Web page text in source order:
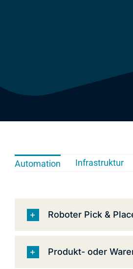
Automation Infrastruktur
Roboter Pick &
Produkt- oder